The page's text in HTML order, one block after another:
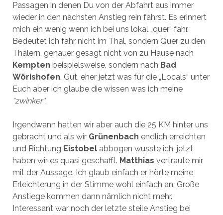
Passagen in denen Du von der Abfahrt aus immer
wieder in den nächsten Anstieg rein fährst. Es erinnert
mich ein wenig wenn ich bei uns lokal „quer“ fahr.
Bedeutet ich fahr nicht im Thal, sondern Quer zu den
Thälern, genauer gesagt nicht von zu Hause nach
Kempten beispielsweise, sondern nach Bad
Wörishofen. Gut, eher jetzt was für die „Locals“ unter
Euch aber ich glaube die wissen was ich meine
*zwinker*.
Irgendwann hatten wir aber auch die 25 KM hinter uns
gebracht und als wir Grünenbach endlich erreichten
und Richtung Eistobel abbogen wusste ich, jetzt
haben wir es quasi geschafft. Matthias vertraute mir
mit der Aussage. Ich glaub einfach er hörte meine
Erleichterung in der Stimme wohl einfach an. Große
Anstiege kommen dann nämlich nicht mehr.
Interessant war noch der letzte steile Anstieg bei